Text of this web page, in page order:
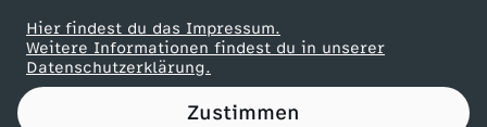
Hier findest du das Impressum.
Weitere Informationen findest du in unserer
Datenschutzerklärung.
Zustimmen
Partner